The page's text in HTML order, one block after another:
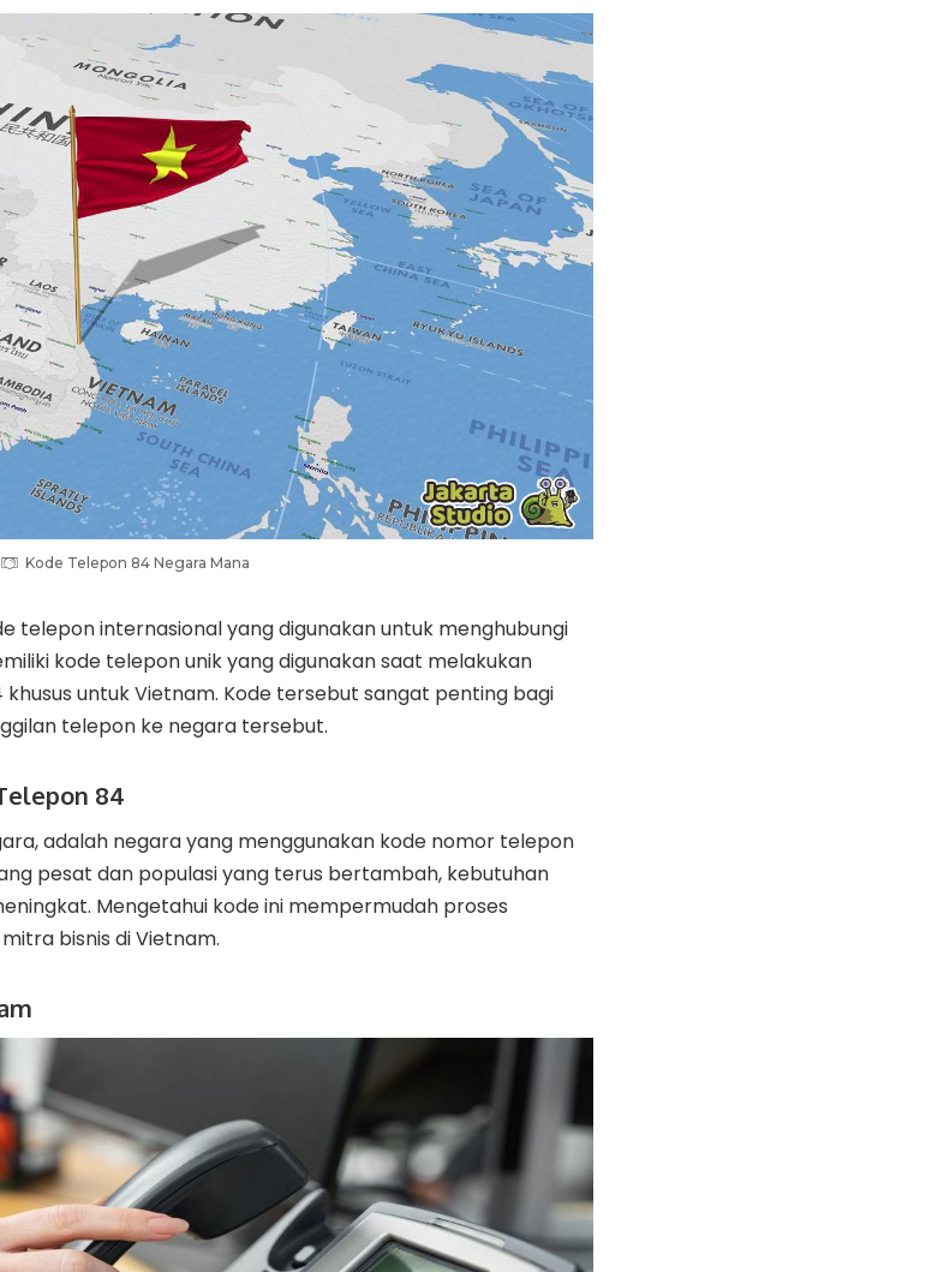
Kode Telepon 84 Negara Mana
telepon internasional yang digunakan untuk menghubungi
kode telepon unik yang digunakan saat melakukan
untuk Vietnam. Kode tersebut sangat penting bagi
telepon ke negara tersebut.
84
adalah negara yang menggunakan kode nomor telepon
pesat dan populasi yang terus bertambah, kebutuhan
Mengetahui kode ini mempermudah proses
bisnis di Vietnam.